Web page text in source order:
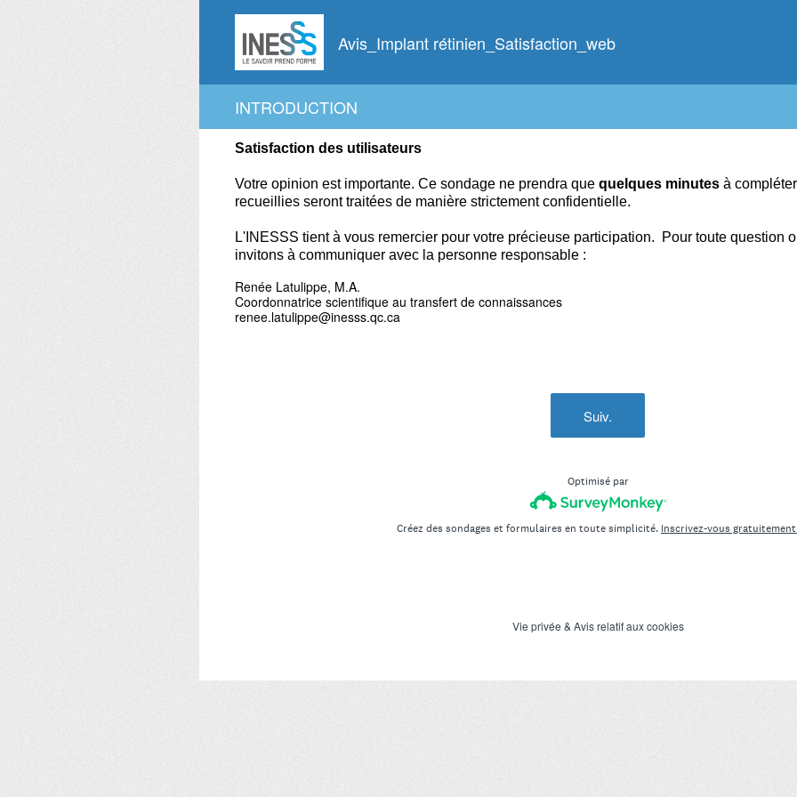
Avis_Implant rétinien_Satisfaction_web
INTRODUCTION
Satisfaction des utilisateurs
Votre opinion est importante. Ce sondage ne prendra que quelques minutes à
recueillies seront traitées de manière strictement confidentielle.
L'INESSS tient à vous remercier pour votre précieuse participation.
Pour toute question
invitons à communiquer avec la personne responsable :
Renée Latulippe, M.A.
Coordonnatrice scientifique au transfert de connaissances
renee.latulippe@inesss.qc.ca
Suiv.
Optimisé par
Créez des sondages et formulaires en toute simplicité. Inscrivez-vous
Vie privée & Avis relatif aux cookies